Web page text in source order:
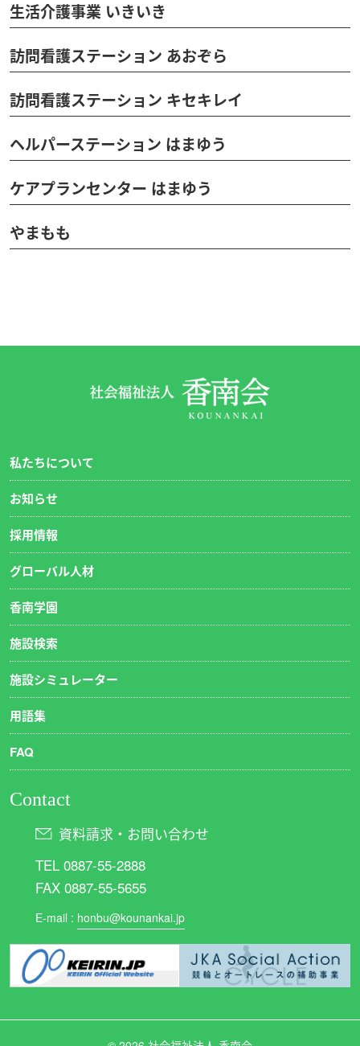
生活介護事業 いきいき
訪問看護ステーション あおぞら
訪問看護ステーション キセキレイ
ヘルパーステーション はまゆう
ケアプランセンター はまゆう
やまもも
私たちについて
お知らせ
採用情報
グローバル人材
香南学園
施設検索
施設シミュレーター
用語集
FAQ
Contact
資料請求・お問い合わせ
TEL 0887-55-2888
FAX 0887-55-5655
E-mail : honbu@kounankai.jp